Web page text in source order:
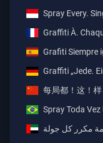
Spray Every.
Graffiti À.
Grafiti Siempre
Graffiti „Jede.
每局都！这！
Spray Toda Vez
مكرر كل جولة